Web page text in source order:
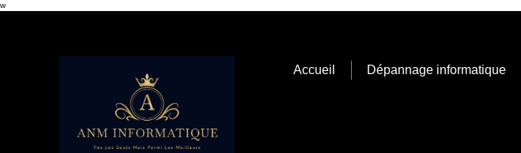
w
Accueil Dépannage informatique